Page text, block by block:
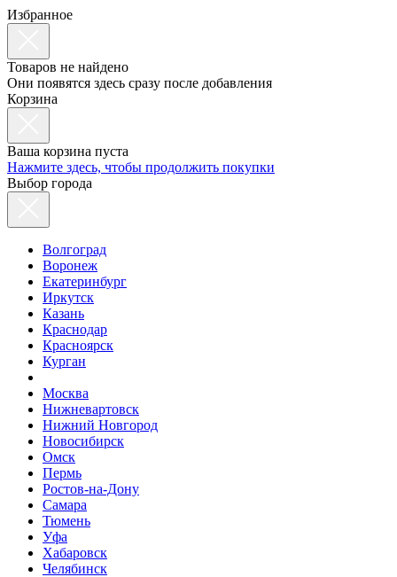
Избранное
Товаров не найдено
Они появятся здесь сразу после добавления
Корзина
Ваша корзина пуста
Нажмите здесь, чтобы продолжить покупки
Выбор города
Волгоград
Воронеж
Екатеринбург
Иркутск
Казань
Краснодар
Красноярск
Курган
Москва
Нижневартовск
Нижний Новгород
Новосибирск
Омск
Пермь
Ростов-на-Дону
Самара
Тюмень
Уфа
Хабаровск
Челябинск